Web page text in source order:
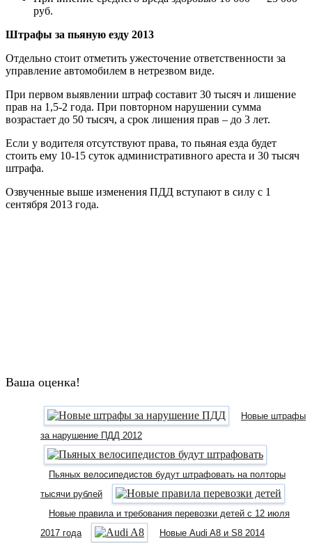
руб.
Штрафы за пьяную езду 2013
Отдельно стоит отметить ужесточение ответственности за
управление автомобилем в нетрезвом виде.
При первом выявлении штраф составит 30 тысяч и лишение
прав на 1,5-2 года. При повторном нарушении сумма
возрастает до 50 тысяч, а срок лишения прав – до 3 лет.
Если у водителя отсутствуют права, то пьяная езда будет
стоить ему 10-15 суток административного ареста и 30 тысяч
штрафа.
Озвученные выше изменения ПДД вступают в силу с 1
сентября 2013 года.
Ваша оценка!
Новые штрафы
за нарушение ПДД 2012
Пьяных велосипедистов будут штрафовать на полторы
тысячи рублей
Новые правила и требования перевозки детей с 12 июля
2017 года
Новые Audi A8 и S8 2014